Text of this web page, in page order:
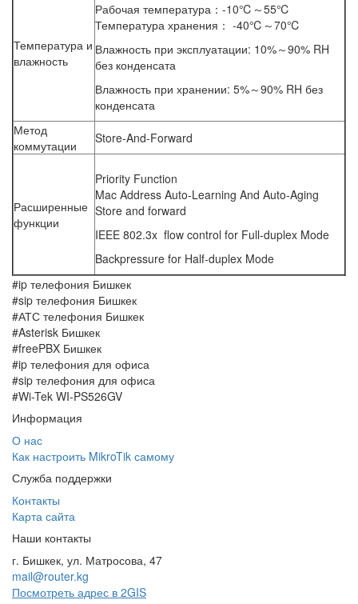
Температура и
влажность
Рабочая температура：-10℃～55℃
Температура хранения： -40℃～70℃
Влажность при эксплуатации: 10%～90% RH
без конденсата
Влажность при хранении: 5%～90% RH без
конденсата
Метод
коммутации
Store-And-Forward
Расширенные
функции
Priority Function
Mac Address Auto-Learning And Auto-Aging
Store and forward
IEEE 802.3x flow control for Full-duplex Mode
Backpressure for Half-duplex Mode
#ip телефония Бишкек
#sip телефония Бишкек
#АТС телефония Бишкек
#Asterisk Бишкек
#freePBX Бишкек
#ip телефония для офиса
#sip телефония для офиса
#Wi-Tek WI-PS526GV
Информация
О нас
Как настроить MikroTik самому
Служба поддержки
Контакты
Карта сайта
Наши контакты
г. Бишкек, ул. Матросова, 47
mail@router.kg
Посмотреть адрес в 2GIS